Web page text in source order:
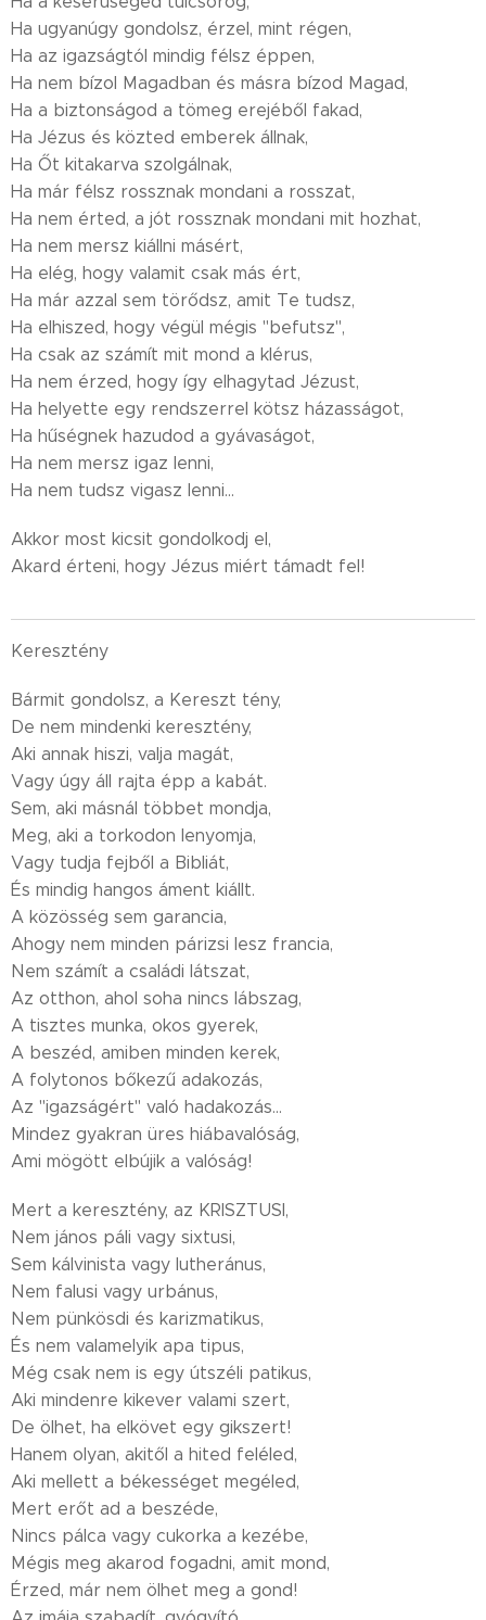
Ha ugyanúgy gondolsz, érzel, mint régen,
Ha az igazságtól mindig félsz éppen,
Ha nem bízol Magadban és másra bízod Magad,
Ha a biztonságod a tömeg erejéből fakad,
Ha Jézus és közted emberek állnak,
Ha Őt kitakarva szolgálnak,
Ha már félsz rossznak mondani a rosszat,
Ha nem érted, a jót rossznak mondani mit hozhat,
Ha nem mersz kiállni másért,
Ha elég, hogy valamit csak más ért,
Ha már azzal sem törődsz, amit Te tudsz,
Ha elhiszed, hogy végül mégis "befutsz",
Ha csak az számít mit mond a klérus,
Ha nem érzed, hogy így elhagytad Jézust,
Ha helyette egy rendszerrel kötsz házasságot,
Ha hűségnek hazudod a gyávaságot,
Ha nem mersz igaz lenni,
Ha nem tudsz vigasz lenni...
Akkor most kicsit gondolkodj el,
Akard érteni, hogy Jézus miért támadt fel!
Keresztény
Bármit gondolsz, a Kereszt tény,
De nem mindenki keresztény,
Aki annak hiszi, valja magát,
Vagy úgy áll rajta épp a kabát.
Sem, aki másnál többet mondja,
Meg, aki a torkodon lenyomja,
Vagy tudja fejből a Bibliát,
És mindig hangos áment kiállt.
A közösség sem garancia,
Ahogy nem minden párizsi lesz francia,
Nem számít a családi látszat,
Az otthon, ahol soha nincs lábszag,
A tisztes munka, okos gyerek,
A beszéd, amiben minden kerek,
A folytonos bőkezű adakozás,
Az "igazságért" való hadakozás...
Mindez gyakran üres hiábavalóság,
Ami mögött elbújik a valóság!
Mert a keresztény, az KRISZTUSI,
Nem jános páli vagy sixtusi,
Sem kálvinista vagy lutheránus,
Nem falusi vagy urbánus,
Nem pünkösdi és karizmatikus,
És nem valamelyik apa tipus,
Még csak nem is egy útszéli patikus,
Aki mindenre kikever valami szert,
De ölhet, ha elkövet egy gikszert!
Hanem olyan, akitől a hited feléled,
Aki mellett a békességet megéled,
Mert erőt ad a beszéde,
Nincs pálca vagy cukorka a kezébe,
Mégis meg akarod fogadni, amit mond,
Érzed, már nem ölhet meg a gond!